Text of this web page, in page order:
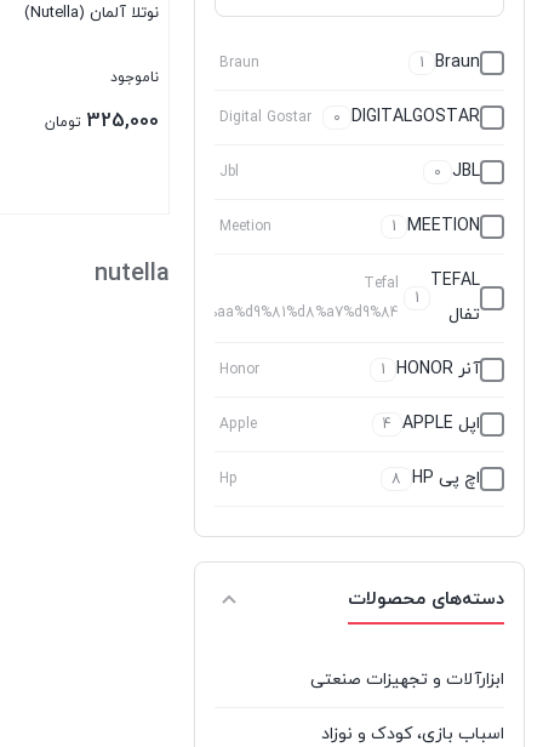
Braun
1
Braun
DIGITALGOSTAR
0
Digital Gostar
JBL
0
Jbl
MEETION
1
Meetion
TEFAL
تفال
1
Tefal
%d8%aa%d9%81%d8%a7%d9%84
آنر HONOR 1
Honor
اپل APPLE 4
Apple
اچ پی HP 8
Hp
اکتیو ACTIVE 0
Active
ال جی
LG
3
%d8%a7%d9%84
%d8%ac%db%8c Lg
ایسر ACER 0
ایسوس ASUS 3
دسته‌های محصولات
ابزارآلات و تجهیزات صنعتی
اسباب بازی، کودک و نوزاد
نوتلا آلمان (Nutella)
ناموجود
325,000 تومان
nutella